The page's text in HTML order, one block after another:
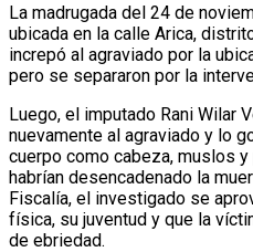
La madrugada del 24 de
ubicada en la calle Arica,
increpó al agraviado por la
pero se separaron por la
Luego, el imputado Rani Wilar
nuevamente al agraviado y lo
cuerpo como cabeza, muslos
habrían desencadenado la
Fiscalía, el investigado se
física, su juventud y que la
de ebriedad.